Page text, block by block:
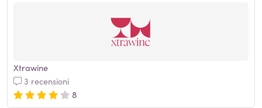
Xtrawine
3 recensioni
8